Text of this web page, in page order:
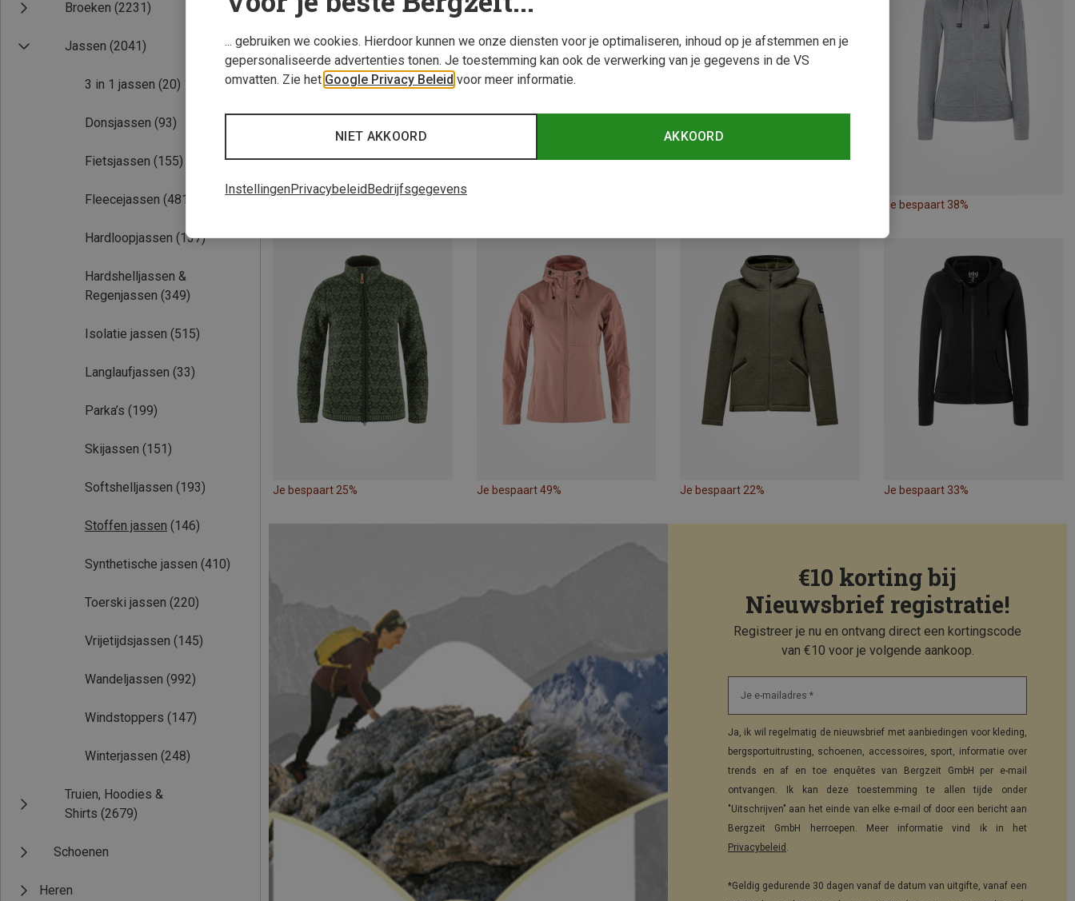
Broeken (2231)
Jassen (2041)
3 in 1 jassen (20)
Donsjassen (93)
Fietsjassen (155)
Fleecejassen (481)
Hardloopjassen (137)
Hardshelljassen &
Regenjassen (349)
Isolatie jassen (515)
Langlaufjassen (33)
Parka’s (199)
Skijassen (151)
Softshelljassen (193)
Stoffen jassen (146)
Synthetische jassen (410)
Toerski jassen (220)
Vrijetijdsjassen (145)
Wandeljassen (992)
Windstoppers (147)
Winterjassen (248)
Truien, Hoodies &
Shirts (2679)
Schoenen
Heren
Je bespaart 38%
Je bespaart 25% Je bespaart 49% Je bespaart 22% Je bespaart 33%
€10 korting bij
Nieuwsbrief registratie!
Registreer je nu en ontvang direct een kortingscode
van €10 voor je volgende aankoop.
Je e-mailadres *
Ja, ik wil regelmatig de nieuwsbrief met aanbiedingen voor kleding,
bergsportuitrusting, schoenen, accessoires, sport, informatie over
trends en af en toe enquêtes van Bergzeit GmbH per e-mail
ontvangen. Ik kan deze toestemming te allen tijde onder
"Uitschrijven" aan het einde van elke e-mail of door een bericht aan
Bergzeit GmbH herroepen. Meer informatie vind ik in het
Privacybeleid .
*Geldig gedurende 30 dagen vanaf de datum van uitgifte, vanaf een
... gebruiken we cookies. Hierdoor kunnen we onze diensten voor je optimaliseren, inhoud op je afstemmen en je
gepersonaliseerde advertenties tonen. Je toestemming kan ook de verwerking van je gegevens in de VS
omvatten. Zie het Google Privacy Beleid voor meer informatie.
AKKOORD
NIET AKKOORD
InstellingenPrivacybeleidBedrijfsgegevens